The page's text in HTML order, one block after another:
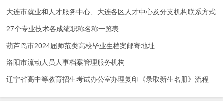
大连市就业和人才服务中心、大连各区人才中心及分支机构联系方式
27个专业技术各成绩职称名称一览表
葫芦岛市2024届师范类高校毕业生档案邮寄地址
洛阳市流动人员人事档案管理服务机构
辽宁省高中等教育招生考试办公室办理复印《录取新生名册》流程